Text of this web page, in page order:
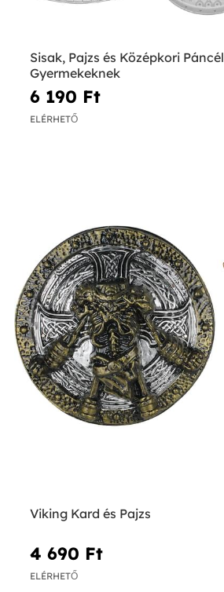
Sisak, Pajzs és Középkori Páncél
Gyermekeknek
6 190 Ft‎
ELÉRHETŐ
Viking Kard és Pajzs
4 690 Ft‎
ELÉRHETŐ